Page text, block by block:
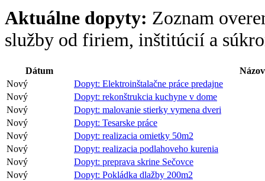
Aktuálne dopyty: Zoznam
služby od firiem, inštitúcií a
Dátum
Názov
Nový
Dopyt: Elektroinštalačne práce predajne
Nový
Dopyt: rekonštrukcia kuchyne v dome
Nový
Dopyt: malovanie stierky vymena dveri
Nový
Dopyt: Tesarske práce
Nový
Dopyt: realizacia omietky 50m2
Nový
Dopyt: realizacia podlahoveho kurenia
Nový
Dopyt: preprava skrine Sečovce
Nový
Dopyt: Pokládka dlažby 200m2